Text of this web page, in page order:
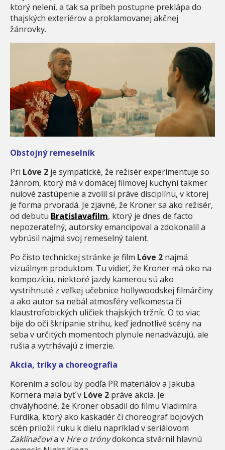
ktorý nelení, a tak sa príbeh postupne preklápa do
thajských exteriérov a proklamovanej akčnej
žánrovky.
Obstojný remeselník
Pri Lóve 2 je sympatické, že režisér experimentuje so
žánrom, ktorý má v domácej filmovej kuchyni takmer
nulové zastúpenie a zvolil si práve disciplínu, v ktorej
je forma prvoradá. Je zjavné, že Kroner sa ako režisér,
od debutu Bratislavafilm, ktorý je dnes de facto
nepozerateľný, autorsky emancipoval a zdokonalil a
vybrúsil najmä svoj remeselný talent.
Po čisto technickej stránke je film Lóve 2 najmä
vizuálnym produktom. Tu vidieť, že Kroner má oko na
kompozíciu, niektoré jazdy kamerou sú ako
vystrihnuté z veľkej učebnice hollywoodskej filmárčiny
a ako autor sa nebál atmosféry veľkomesta či
klaustrofobických uličiek thajských tržníc. O to viac
bije do oči škrípanie strihu, keď jednotlivé scény na
seba v určitých momentoch plynule nenadväzujú, ale
rušia a vytrhávajú z imerzie.
Akcia, triky a choreografia
Korením a soľou by podľa PR materiálov a Jakuba
Kornera mala byť v Lóve 2 práve akcia. Je
chvályhodné, že Kroner obsadil do filmu Vladimíra
Furdíka, ktorý ako kaskadér či choreograf bojových
scén priložil ruku k dielu napríklad v seriálovom
Zaklínačovia v Hre o trónydokonca stvárnil hlavnú